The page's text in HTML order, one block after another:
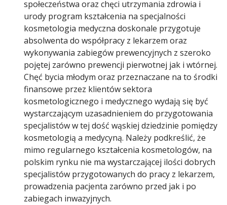
społeczeństwa oraz chęci utrzymania zdrowia i
urody program kształcenia na specjalności
kosmetologia medyczna doskonale przygotuje
absolwenta do współpracy z lekarzem oraz
wykonywania zabiegów prewencyjnych z szeroko
pojętej zarówno prewencji pierwotnej jak i wtórnej.
Chęć bycia młodym oraz przeznaczane na to środki
finansowe przez klientów sektora
kosmetologicznego i medycznego wydają się być
wystarczającym uzasadnieniem do przygotowania
specjalistów w tej dość wąskiej dziedzinie pomiędzy
kosmetologią a medycyną. Należy podkreślić, że
mimo regularnego kształcenia kosmetologów, na
polskim rynku nie ma wystarczającej ilości dobrych
specjalistów przygotowanych do pracy z lekarzem,
prowadzenia pacjenta zarówno przed jak i po
zabiegach inwazyjnych.